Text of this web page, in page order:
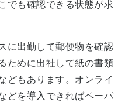
でも確認できる状態が求
に出勤して郵便物を確認
ために出社して紙の書類
どもあります。オンライ
どを導入できればペーパ